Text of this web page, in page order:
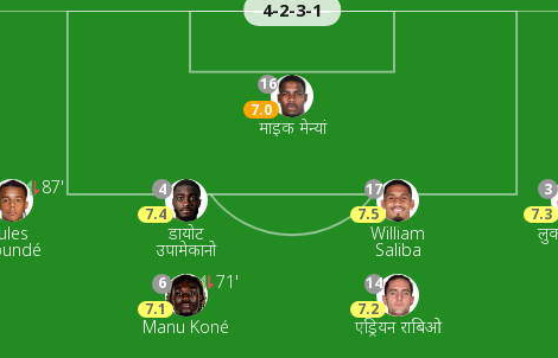
4-2-3-1
16
माइक मेन्यां
7.0
87' 4
डायोट
उपामेकानो
7.4
17
William
Saliba
7.5
3
7.3
6
Manu Koné
71'
7.1
14
एड्रियन राबिओ
7.2